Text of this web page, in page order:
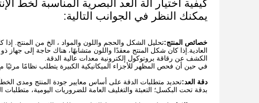
كيفية اختيار آلة العد البصرية المناسبة لخط
يمكنك النظر في الجوانب التالية:
خصائص المنتج:تحليل الشكل والحجم واللون والمواد ، الخ من المنتج.
العادية.إذا كان شكل المنتج معقدًا واللون متشابهًا، هناك حاجة إلى
الكشف عن رقاقة بروتوكول إلكترونية معدات عالية الدقة.
في حين أن فحص المظهر للأجزاء الميكانيكية الكبيرة يتطلب نظامًا مرئيًا
دقة العد:تحديد متطلبات الدقة على أساس معايير جودة المنتج ومدى
بدقة تحت البكسل؛ التعبئة والتغليف العامة للضروريات اليومية، متطلبات